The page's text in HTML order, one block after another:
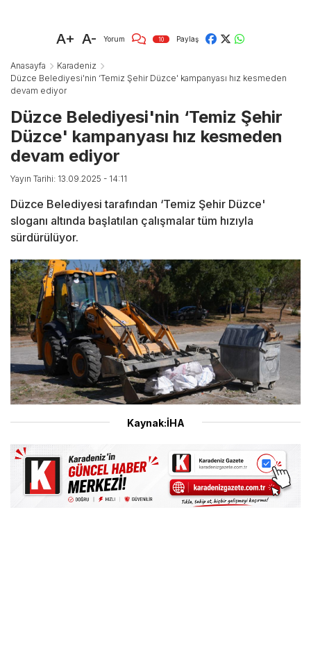
A+ A- Yorum 10 Paylaş
Anasayfa
Karadeniz
Düzce Belediyesi'nin ‘Temiz Şehir Düzce' kampanyası hız kesmeden
devam ediyor
Düzce Belediyesi'nin ‘Temiz Şehir
Düzce' kampanyası hız kesmeden
devam ediyor
Yayın Tarihi: 13.09.2025 - 14:11
Düzce Belediyesi tarafından ‘Temiz Şehir Düzce'
sloganı altında başlatılan çalışmalar tüm hızıyla
sürdürülüyor.
Kaynak:İHA